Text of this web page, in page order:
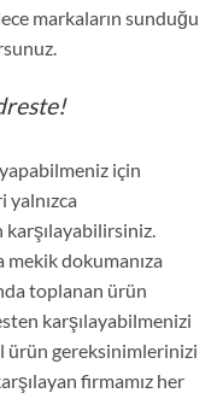
markaların sunduğu
yapabilmeniz için
mekik dokumanıza
toplanan ürün
karşılayabilmenizi
ürün gereksinimlerinizi
firmamız her